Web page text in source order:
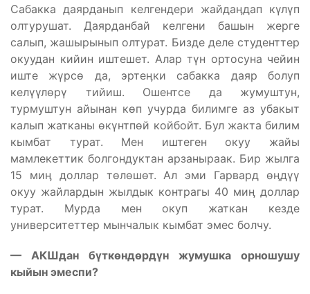
Сабакка даярданып келгендери жайдаӊдап күлүп
олтурушат. Даярданбай келгени башын жерге
салып, жашырынып олтурат. Бизде деле студенттер
окуудан кийин иштешет. Алар түн ортосуна чейин
иште жүрсө да, эртеӊки сабакка даяр болуп
келүүлөрү тийиш. Ошентсе да жумуштун,
турмуштун айынан көп учурда билимге аз убакыт
калып жатканы өкүнтпөй койбойт. Бул жакта билим
кымбат турат. Мен иштеген окуу жайы
мамлекеттик болгондуктан арзаныраак. Бир жылга
15 миӊ доллар төлөшөт. Ал эми Гарвард өӊдүү
окуу жайлардын жылдык контрагы 40 миӊ доллар
турат. Мурда мен окуп жаткан кезде
университеттер мынчалык кымбат эмес болчу.
— АКШдан бүткөндөрдүн жумушка орношушу
кыйын эмеспи?